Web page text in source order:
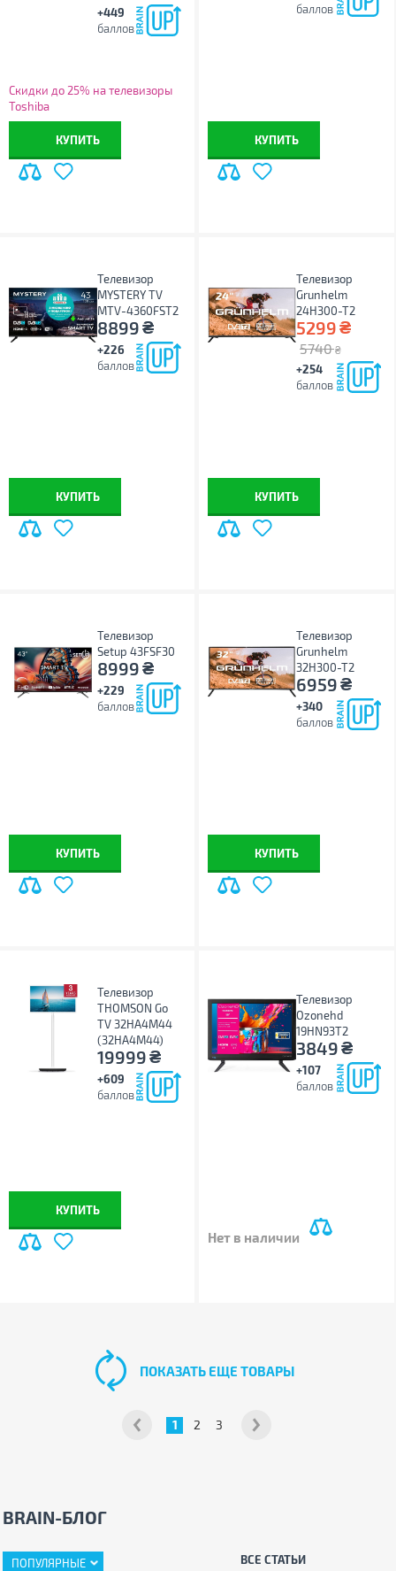
+449
баллов
Скидки до 25% на телевизоры
Toshiba
КУПИТЬ
баллов
КУПИТЬ
Телевизор
MYSTERY TV
MTV-4360FST2
8899₴
+226
баллов
КУПИТЬ
Телевизор
Grunhelm
24H300-T2
5299₴
5740 ₴
+254
баллов
КУПИТЬ
Телевизор
Setup 43FSF30
8999₴
+229
баллов
КУПИТЬ
Телевизор
Grunhelm
32H300-T2
6959₴
+340
баллов
КУПИТЬ
Телевизор
THOMSON Go
TV 32HA4M44
(32HA4M44)
19999₴
+609
баллов
КУПИТЬ
Телевизор
Ozonehd
19HN93T2
3849₴
+107
баллов
Нет в наличии
1 2 3
ПОКАЗАТЬ ЕЩЕ ТОВАРЫ
BRAIN-БЛОГ
ПОПУЛЯРНЫЕ ВСЕ СТАТЬИ